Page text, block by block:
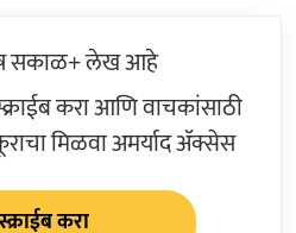
सकाळ+ लेख आहे
करा आणि वाचकांसाठी
मिळवा अमर्याद ॲक्सेस
करा